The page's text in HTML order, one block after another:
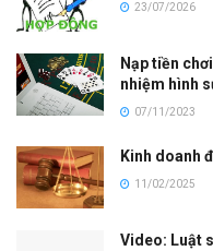
23/07/2026
Nạp tiền
nhiệm hình
07/11/2023
Kinh doanh
11/02/2025
Video: Luật